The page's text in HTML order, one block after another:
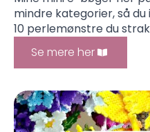
mindre kategorier, så
10 perlemønstre du
Se mere her